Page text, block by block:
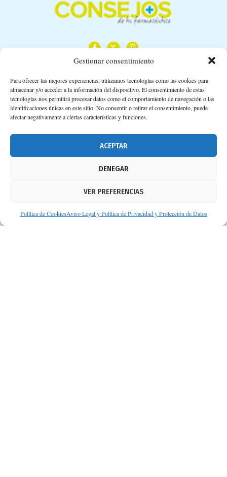
Gestionar consentimiento
Para ofrecer las mejores experiencias, utilizamos tecnologías como las cookies para
almacenar y/o acceder a la información del dispositivo. El consentimiento de estas
tecnologías nos permitirá procesar datos como el comportamiento de navegación o las
identificaciones únicas en este sitio. No consentir o retirar el consentimiento, puede
afectar negativamente a ciertas características y funciones.
ACEPTAR
DENEGAR
VER PREFERENCIAS
Política de CookiesAviso Legal y Política de Privacidad y Protección de Datos
Calle Camino de los Descubrimientos, 11,
Planta 3ª 41092 – Sevilla
674 02 62 03
Aviso legal
Protección de datos personales
Suscripción a Newsletter